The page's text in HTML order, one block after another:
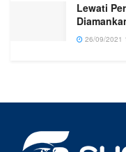
Lewati
26/09/2021